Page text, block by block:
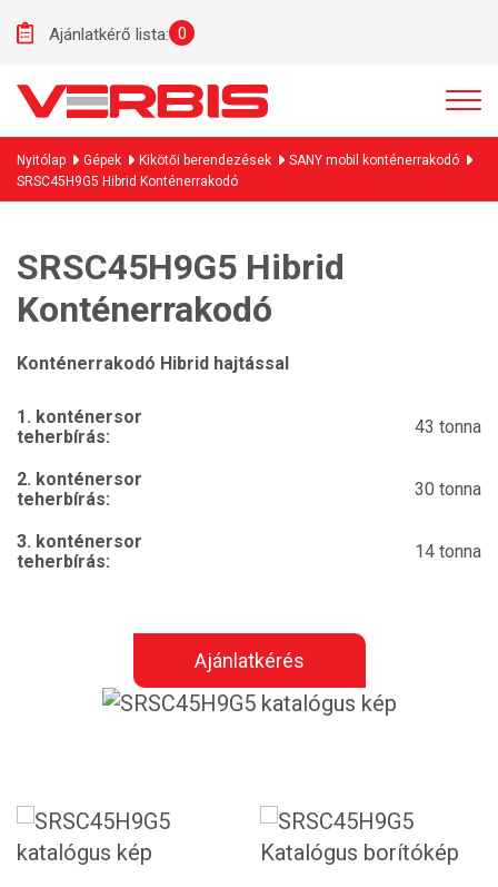
Ajánlatkérő lista: 0
Nyitólap Gépek Kikötői berendezések
SANY mobil konténerrakodó
SRSC45H9G5 Hibrid Konténerrakodó
SRSC45H9G5 Hibrid
Konténerrakodó
Konténerrakodó Hibrid hajtással
1. konténersor
teherbírás:
43 tonna
2. konténersor
teherbírás:
30 tonna
3. konténersor
teherbírás:
14 tonna
Ajánlatkérés